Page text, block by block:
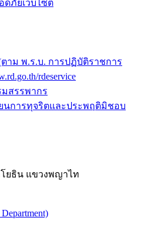
ภัยเว็บไซต์
าม พ.ร.บ. การปฏิบัติราชการ
rdeservice
มสรรพากร
ยนการทุจริตและประพฤติมิชอบ
ยธิน แขวงพญาไท